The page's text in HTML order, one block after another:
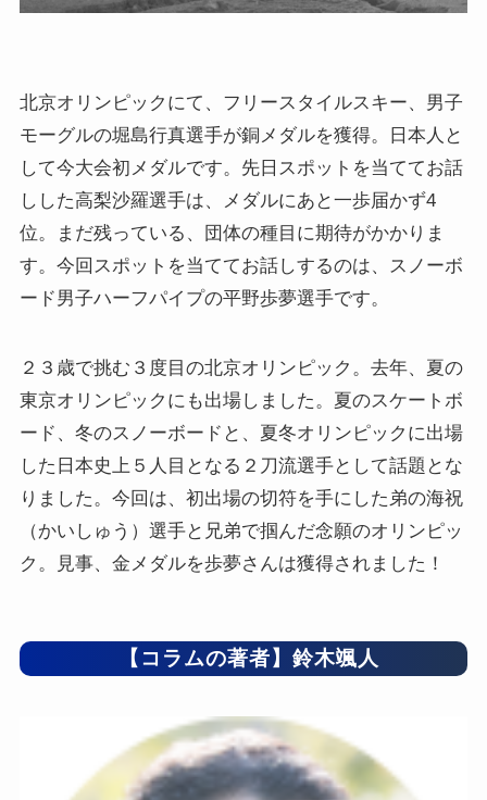
北京オリンピックにて、フリースタイルスキー、男子
モーグルの堀島行真選手が銅メダルを獲得。日本人と
して今大会初メダルです。先日スポットを当ててお話
しした高梨沙羅選手は、メダルにあと一歩届かず4
位。まだ残っている、団体の種目に期待がかかりま
す。今回スポットを当ててお話しするのは、スノーボ
ード男子ハーフパイプの平野歩夢選手です。
２３歳で挑む３度目の北京オリンピック。去年、夏の
東京オリンピックにも出場しました。夏のスケートボ
ード、冬のスノーボードと、夏冬オリンピックに出場
した日本史上５人目となる２刀流選手として話題とな
りました。今回は、初出場の切符を手にした弟の海祝
（かいしゅう）選手と兄弟で掴んだ念願のオリンピッ
ク。見事、金メダルを歩夢さんは獲得されました！
【コラムの著者】鈴木颯人